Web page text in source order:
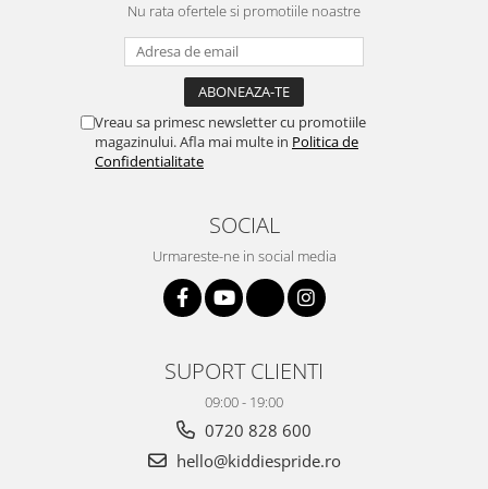
Nu rata ofertele si promotiile noastre
Vreau sa primesc newsletter cu promotiile
magazinului. Afla mai multe in Politica de
Confidentialitate
SOCIAL
Urmareste-ne in social media
SUPORT CLIENTI
09:00 - 19:00
0720 828 600
hello@kiddiespride.ro